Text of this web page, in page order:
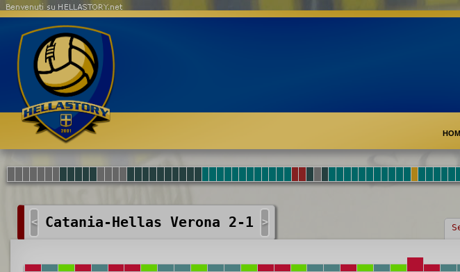
Benvenuti su HELLASTORY.net
< Catania-Hellas Verona 2-1 >